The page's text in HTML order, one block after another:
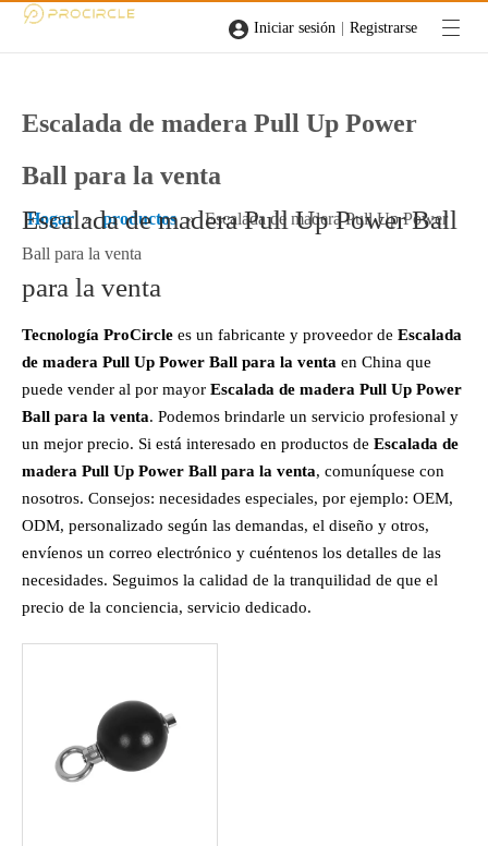
Iniciar sesión | Registrarse
Escalada de madera Pull Up Power
Ball para la venta
Hogar » productos » Escalada de madera Pull Up Power
Ball para la venta
Escalada de madera Pull Up Power Ball
para la venta
Tecnología ProCircle es un fabricante y proveedor de Escalada
de madera Pull Up Power Ball para la venta en China que
puede vender al por mayor Escalada de madera Pull Up Power
Ball para la venta. Podemos brindarle un servicio profesional y
un mejor precio. Si está interesado en productos de Escalada de
madera Pull Up Power Ball para la venta, comuníquese con
nosotros. Consejos: necesidades especiales, por ejemplo: OEM,
ODM, personalizado según las demandas, el diseño y otros,
envíenos un correo electrónico y cuéntenos los detalles de las
necesidades. Seguimos la calidad de la tranquilidad de que el
precio de la conciencia, servicio dedicado.